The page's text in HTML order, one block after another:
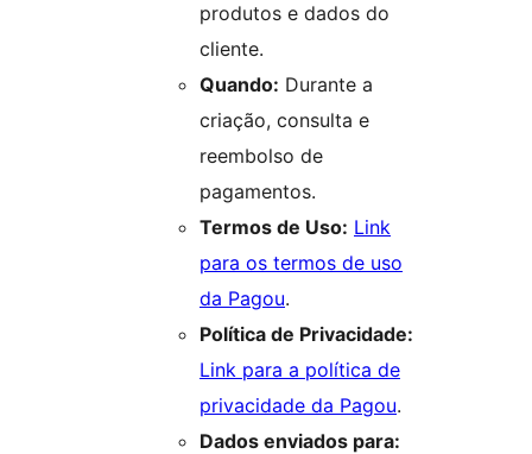
produtos e dados do
cliente.
Quando: Durante a
criação, consulta e
reembolso de
pagamentos.
Termos de Uso: Link
para os termos de uso
da Pagou.
Política de Privacidade:
Link para a política de
privacidade da Pagou.
Dados enviados para: